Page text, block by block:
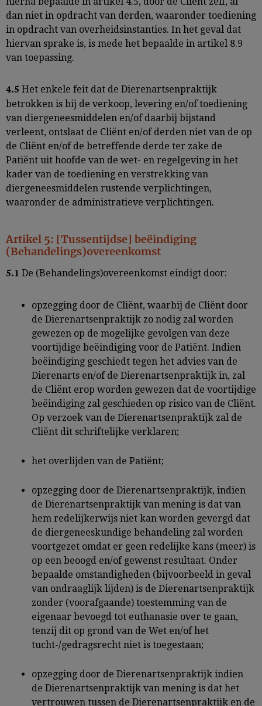
dan niet in opdracht van derden, waaronder toediening
in opdracht van overheidsinstanties. In het geval dat
hiervan sprake is, is mede het bepaalde in artikel 8.9
van toepassing.
4.5 Het enkele feit dat de Dierenartsenpraktijk
betrokken is bij de verkoop, levering en/of toediening
van diergeneesmiddelen en/of daarbij bijstand
verleent, ontslaat de Cliënt en/of derden niet van de op
de Cliënt en/of de betreffende derde ter zake de
Patiënt uit hoofde van de wet- en regelgeving in het
kader van de toediening en verstrekking van
diergeneesmiddelen rustende verplichtingen,
waaronder de administratieve verplichtingen.
Artikel 5: [Tussentijdse] beëindiging
(Behandelings)overeenkomst
5.1 De (Behandelings)overeenkomst eindigt door:
opzegging door de Cliënt, waarbij de Cliënt door
de Dierenartsenpraktijk zo nodig zal worden
gewezen op de mogelijke gevolgen van deze
voortijdige beëindiging voor de Patiënt. Indien
beëindiging geschiedt tegen het advies van de
Dierenarts en/of de Dierenartsenpraktijk in, zal
de Cliënt erop worden gewezen dat de voortijdige
beëindiging zal geschieden op risico van de Cliënt.
Op verzoek van de Dierenartsenpraktijk zal de
Cliënt dit schriftelijke verklaren;
het overlijden van de Patiënt;
opzegging door de Dierenartsenpraktijk, indien
de Dierenartsenpraktijk van mening is dat van
hem redelijkerwijs niet kan worden gevergd dat
de diergeneeskundige behandeling zal worden
voortgezet omdat er geen redelijke kans (meer) is
op een beoogd en/of gewenst resultaat. Onder
bepaalde omstandigheden (bijvoorbeeld in geval
van ondraaglijk lijden) is de Dierenartsenpraktijk
zonder (voorafgaande) toestemming van de
eigenaar bevoegd tot euthanasie over te gaan,
tenzij dit op grond van de Wet en/of het
tucht-/gedragsrecht niet is toegestaan;
opzegging door de Dierenartsenpraktijk indien
de Dierenartsenpraktijk van mening is dat het
vertrouwen tussen de Dierenartsenpraktijk en de